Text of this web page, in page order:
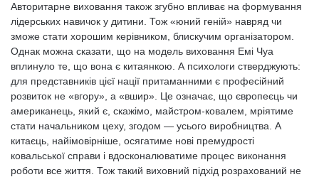
Авторитарне виховання також згубно впливає на формування
лідерських навичок у дитини. Тож «юний геній» навряд чи
зможе стати хорошим керівником, блискучим організатором.
Однак можна сказати, що на модель виховання Емі Чуа
вплинуло те, що вона є китаянкою. А психологи стверджують:
для представників цієї нації притаманними є професійний
розвиток не «вгору», а «вшир». Це означає, що європеєць чи
американець, який є, скажімо, майстром-ковалем, мріятиме
стати начальником цеху, згодом — усього виробництва. А
китаєць, найімовірніше, осягатиме нові премудрості
ковальської справи і вдосконалюватиме процес виконання
роботи все життя. Тож такий виховний підхід розрахований не